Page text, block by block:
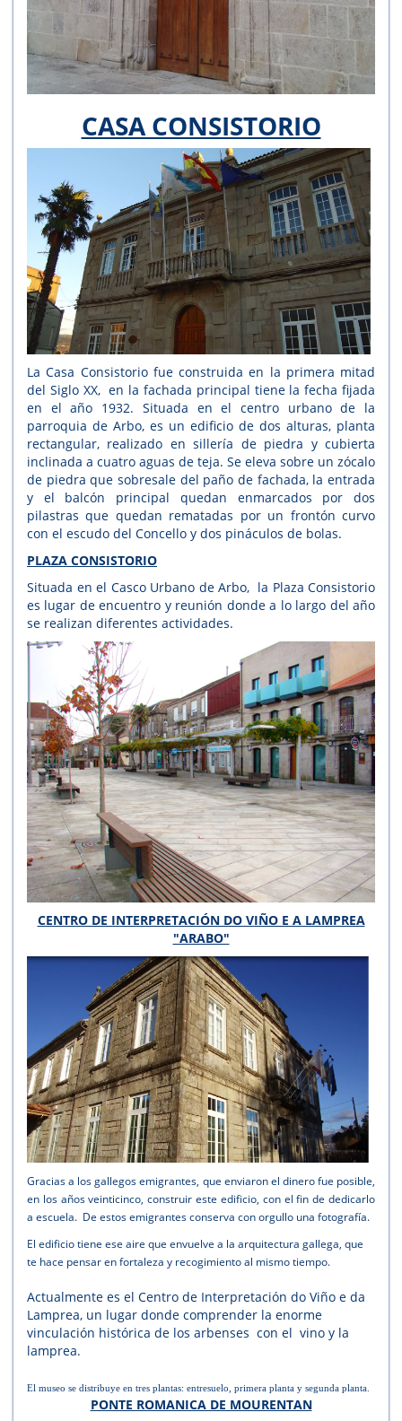
CASA CONSISTORIO
La Casa Consistorio fue construida en la primera mitad
del Siglo XX, en la fachada principal tiene la fecha fijada
en el año 1932. Situada en el centro urbano de la
parroquia de Arbo, es un edificio de dos alturas, planta
rectangular, realizado en sillería de piedra y cubierta
inclinada a cuatro aguas de teja. Se eleva sobre un zócalo
de piedra que sobresale del paño de fachada, la entrada
y el balcón principal quedan enmarcados por dos
pilastras que quedan rematadas por un frontón curvo
con el escudo del Concello y dos pináculos de bolas.
PLAZA CONSISTORIO
Situada en el Casco Urbano de Arbo, la Plaza Consistorio
es lugar de encuentro y reunión donde a lo largo del año
se realizan diferentes actividades.
CENTRO DE INTERPRETACIÓN DO VIÑO E A LAMPREA
"ARABO"
Gracias a los gallegos emigrantes, que enviaron el dinero fue posible,
en los años veinticinco, construir este edificio, con el fin de dedicarlo
a escuela. De estos emigrantes conserva con orgullo una fotografía.
El edificio tiene ese aire que envuelve a la arquitectura gallega, que
te hace pensar en fortaleza y recogimiento al mismo tiempo.
Actualmente es el Centro de Interpretación do Viño e da
Lamprea, un lugar donde comprender la enorme
vinculación histórica de los arbenses con el vino y la
lamprea.
El museo se distribuye en tres plantas: entresuelo, primera planta y segunda planta.
PONTE ROMANICA DE MOURENTAN